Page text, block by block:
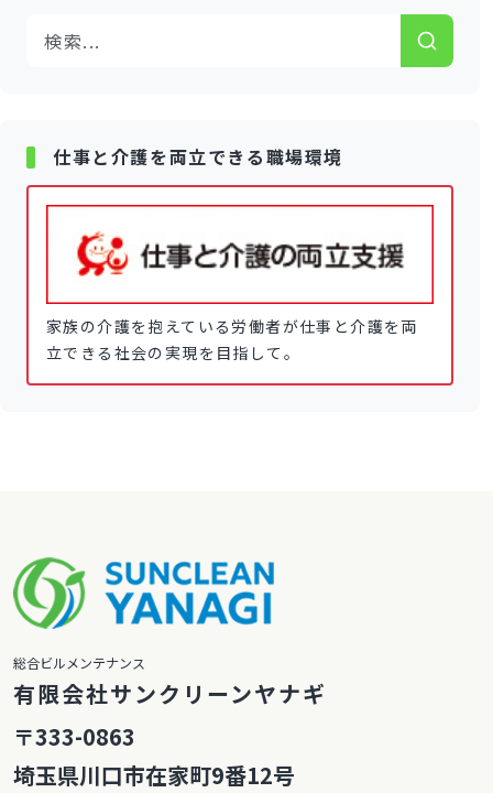
仕事と介護を両立できる職場環境
家族の介護を抱えている労働者が仕事と介護を両
立できる社会の実現を目指して。
総合ビルメンテナンス
有限会社サンクリーンヤナギ
〒333-0863
埼玉県川口市在家町9番12号